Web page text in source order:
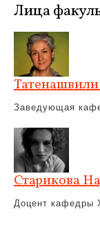
Лица
Заведующая
Старикова
Доцент кафедры